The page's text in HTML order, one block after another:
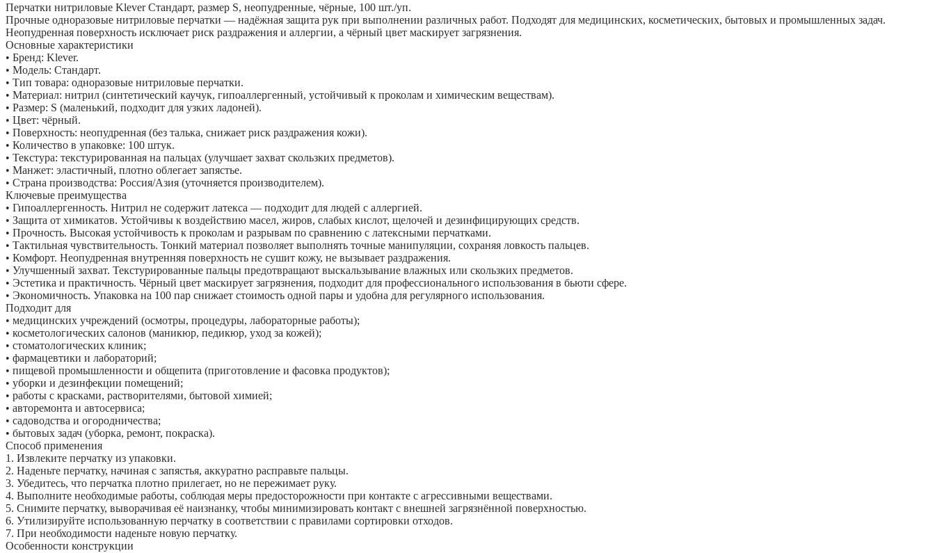
Перчатки нитриловые Klever Стандарт, размер S, неопудренные, чёрные, 100 шт./уп.
Прочные одноразовые нитриловые перчатки — надёжная защита рук при выполнении различных работ. Подходят для медицинских, косметических, бытовых и промышленных задач.
Неопудренная поверхность исключает риск раздражения и аллергии, а чёрный цвет маскирует загрязнения.
Основные характеристики
• Бренд: Klever.
• Модель: Стандарт.
• Тип товара: одноразовые нитриловые перчатки.
• Материал: нитрил (синтетический каучук, гипоаллергенный, устойчивый к проколам и химическим веществам).
• Размер: S (маленький, подходит для узких ладоней).
• Цвет: чёрный.
• Поверхность: неопудренная (без талька, снижает риск раздражения кожи).
• Количество в упаковке: 100 штук.
• Текстура: текстурированная на пальцах (улучшает захват скользких предметов).
• Манжет: эластичный, плотно облегает запястье.
• Страна производства: Россия/Азия (уточняется производителем).
Ключевые преимущества
• Гипоаллергенность. Нитрил не содержит латекса — подходит для людей с аллергией.
• Защита от химикатов. Устойчивы к воздействию масел, жиров, слабых кислот, щелочей и дезинфицирующих средств.
• Прочность. Высокая устойчивость к проколам и разрывам по сравнению с латексными перчатками.
• Тактильная чувствительность. Тонкий материал позволяет выполнять точные манипуляции, сохраняя ловкость пальцев.
• Комфорт. Неопудренная внутренняя поверхность не сушит кожу, не вызывает раздражения.
• Улучшенный захват. Текстурированные пальцы предотвращают выскальзывание влажных или скользких предметов.
• Эстетика и практичность. Чёрный цвет маскирует загрязнения, подходит для профессионального использования в бьюти сфере.
• Экономичность. Упаковка на 100 пар снижает стоимость одной пары и удобна для регулярного использования.
Подходит для
• медицинских учреждений (осмотры, процедуры, лабораторные работы);
• косметологических салонов (маникюр, педикюр, уход за кожей);
• стоматологических клиник;
• фармацевтики и лабораторий;
• пищевой промышленности и общепита (приготовление и фасовка продуктов);
• уборки и дезинфекции помещений;
• работы с красками, растворителями, бытовой химией;
• авторемонта и автосервиса;
• садоводства и огородничества;
• бытовых задач (уборка, ремонт, покраска).
Способ применения
1. Извлеките перчатку из упаковки.
2. Наденьте перчатку, начиная с запястья, аккуратно расправьте пальцы.
3. Убедитесь, что перчатка плотно прилегает, но не пережимает руку.
4. Выполните необходимые работы, соблюдая меры предосторожности при контакте с агрессивными веществами.
5. Снимите перчатку, выворачивая её наизнанку, чтобы минимизировать контакт с внешней загрязнённой поверхностью.
6. Утилизируйте использованную перчатку в соответствии с правилами сортировки отходов.
7. При необходимости наденьте новую перчатку.
Особенности конструкции